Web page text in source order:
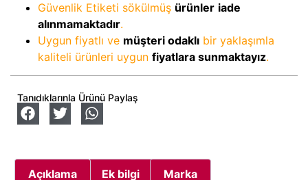
Güvenlik Etiketi sökülmüş ürünler iade
alınmamaktadır.
Uygun fiyatlı ve müşteri odaklı bir yaklaşımla
kaliteli ürünleri uygun fiyatlara sunmaktayız.
Tanıdıklarınla Ürünü Paylaş
Açıklama Ek bilgi Marka